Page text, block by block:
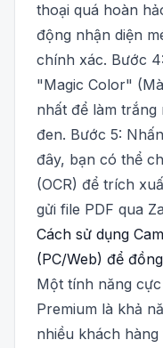
thoại quá hoàn
động nhận diện
chính xác. Bước
"Magic Color"
nhất để làm trắng
đen. Bước 5:
đây, bạn có thể
(OCR) để trích
gửi file PDF qua
Cách sử dụng
(PC/Web) để
Một tính năng
Premium là khả
nhiều khách